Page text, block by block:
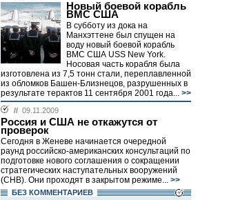
Новый боевой корабль
ВМС США
В субботу из дока на
Манхэттене был спущен на
воду новый боевой корабль
ВМС США USS New York.
Носовая часть корабля была
изготовлена из 7,5 тонн стали, переплавленной
из обломков Башен-Близнецов, разрушенных в
результате терактов 11 сентября 2001 года... >>
// 09.11.2009
Россия и США не откажутся от
проверок
Сегодня в Женеве начинается очередной
раунд российско-американских консультаций по
подготовке нового соглашения о сокращении
стратегических наступательных вооружений
(СНВ). Они проходят в закрытом режиме... >>
БЕЗ КОМMЕНТАРИЕВ